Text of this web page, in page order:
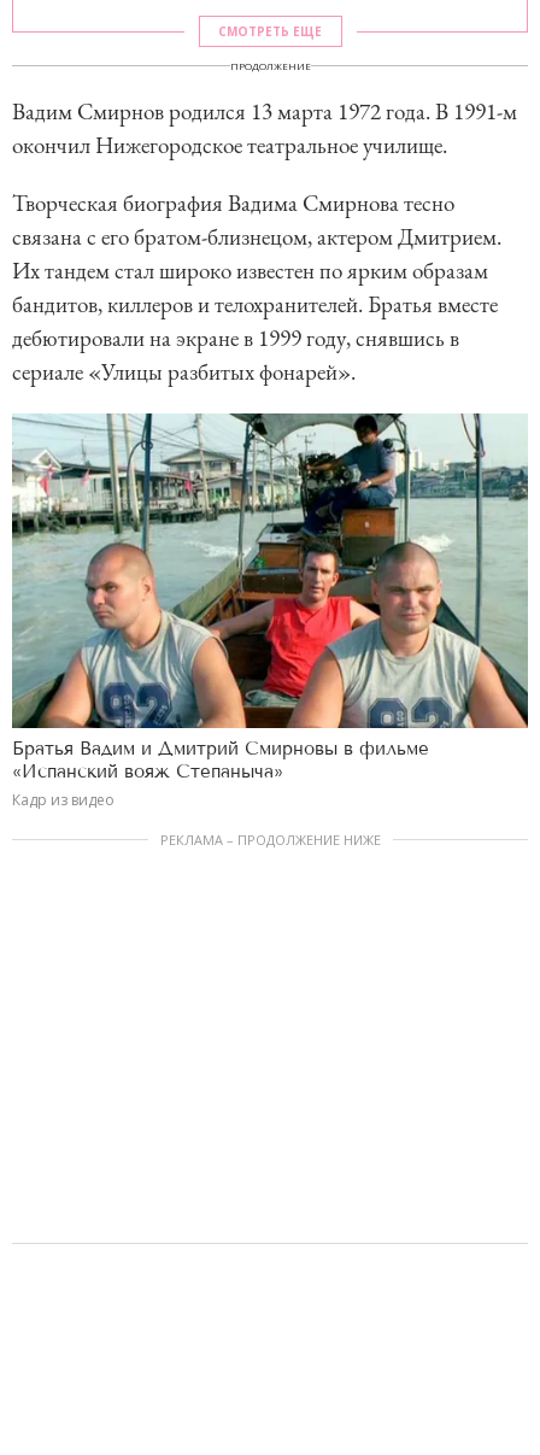
СМОТРЕТЬ ЕЩЕ
ПРОДОЛЖЕНИЕ
Вадим Смирнов родился 13 марта 1972 года. В 1991-м
окончил Нижегородское театральное училище.
Творческая биография Вадима Смирнова тесно
связана с его братом-близнецом, актером Дмитрием.
Их тандем стал широко известен по ярким образам
бандитов, киллеров и телохранителей. Братья вместе
дебютировали на экране в 1999 году, снявшись в
сериале «Улицы разбитых фонарей».
Братья Вадим и Дмитрий Смирновы в фильме
«Испанский вояж Степаныча»
Кадр из видео
РЕКЛАМА – ПРОДОЛЖЕНИЕ НИЖЕ